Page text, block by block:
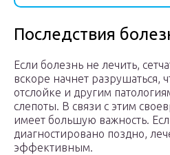
Последствия
Если болезнь не лечить,
вскоре начнет разрушаться,
отслойке и другим
слепоты. В связи с этим
имеет большую важность.
диагностировано поздно,
эффективным.